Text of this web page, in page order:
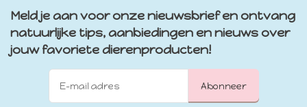
Meld je aan voor onze nieuwsbrief en ontvang
natuurlijke tips, aanbiedingen en nieuws over
jouw favoriete dierenproducten!
Abonneer